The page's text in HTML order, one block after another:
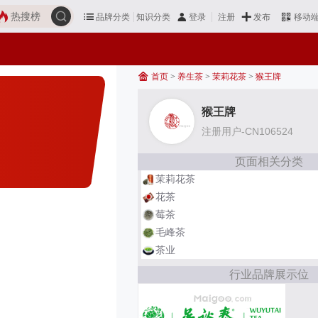
品牌分类 知识分类 登录 注册 发布 移动
热搜榜
首页 > 养生茶 > 茉莉花茶 > 猴王牌
猴王牌
注册用户-CN106524
页面相关分类
茉莉花茶
花茶
莓茶
毛峰茶
茶业
行业品牌展示位